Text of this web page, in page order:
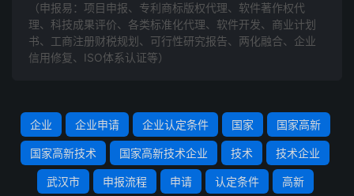
（申报易：项目申报、专利商标版权代理、软件著作权代
理、科技成果评价、各类标准化代理、软件开发、商业计划
书、工商注册财税规划、可行性研究报告、两化融合、企业
信用修复、ISO体系认证等）
企业 企业申请 企业认定条件 国家 国家高新
国家高新技术 国家高新技术企业 技术 技术企业
武汉市 申报流程 申请 认定条件 高新